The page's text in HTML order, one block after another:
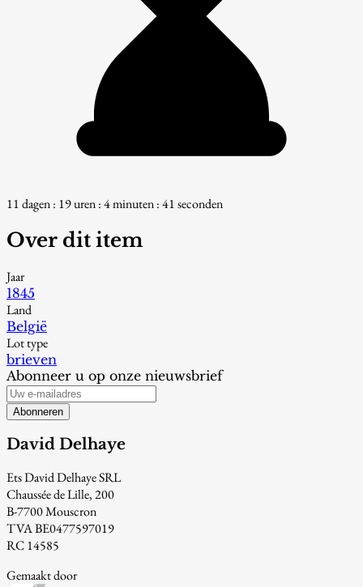
11 dagen : 19 uren : 4 minuten : 40 seconden
Over dit item
Jaar
1845
Land
België
Lot type
brieven
Abonneer u op onze nieuwsbrief
Abonneren
David Delhaye
Ets David Delhaye SRL
Chaussée de Lille, 200
B-7700 Mouscron
TVA BE0477597019
RC 14585
Gemaakt door